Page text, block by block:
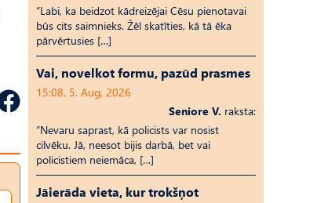
“Labi, ka beidzot kādreizējai Cēsu pienotavai
būs cits saimnieks. Žēl skatīties, kā tā ēka
pārvērtusies […]
Vai, novelkot formu, pazūd prasmes
15:08, 5. Aug, 2026
Seniore V. raksta:
“Nevaru saprast, kā policists var nosist
cilvēku. Jā, neesot bijis darbā, bet vai
policistiem neiemāca, […]
Jāierāda vieta, kur trokšņot